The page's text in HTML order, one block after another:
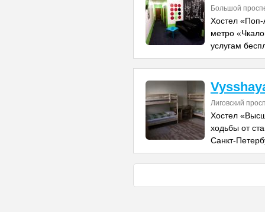
Большой
Хостел «Поп-
метро
услугам
Лиговский
Хостел
ходьбы от
Санкт-